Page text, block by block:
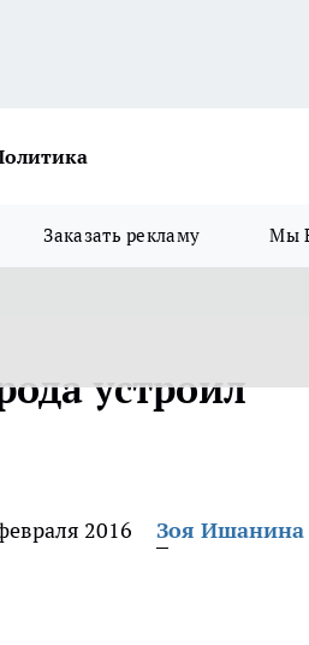
Заказать рекламу Мы
устроил
2016
Зоя Ишанина